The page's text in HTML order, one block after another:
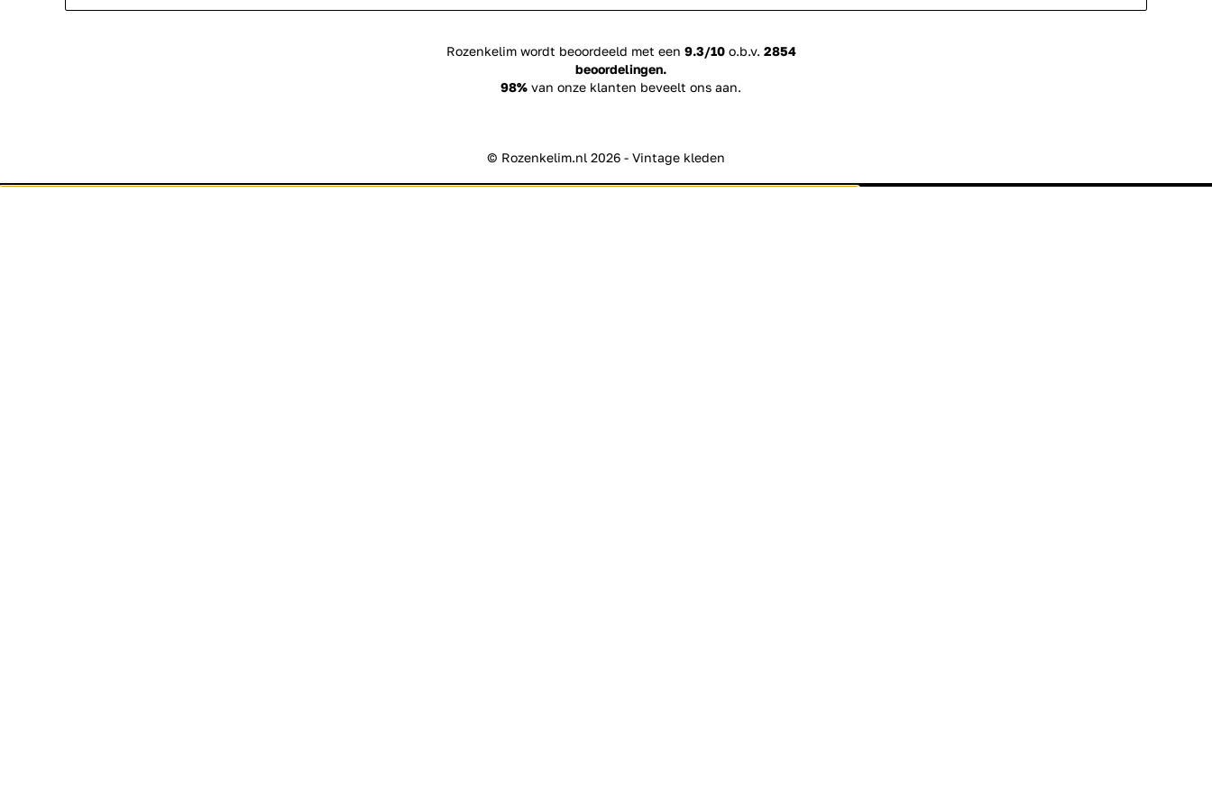
Rozenkelim wordt beoordeeld met een 9.3/10o.b.v. 2854
beoordelingen.
98% van onze klanten beveelt ons aan.
© Rozenkelim.nl 2026 - Vintage kleden